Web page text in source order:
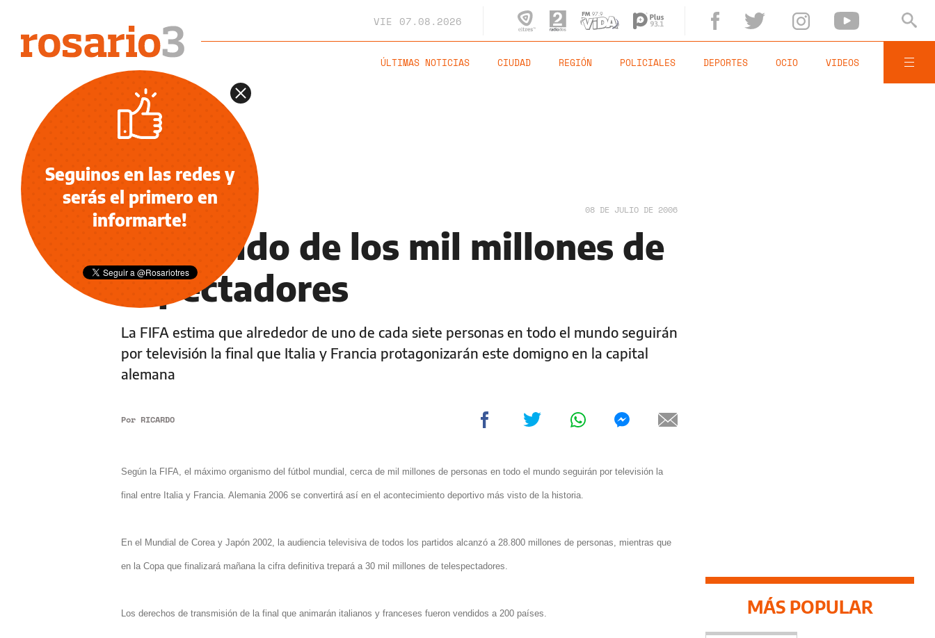
VIE 07.08.2026
ÚLTIMAS NOTICIAS CIUDAD REGIÓN POLICIALES DEPORTES OCIO VIDEOS
NOTICIAS 08 DE JULIO DE 2006
El partido de los mil millones de
espectadores
La FIFA estima que alrededor de uno de cada siete personas en todo el mundo seguirán
por televisión la final que Italia y Francia protagonizarán este domigno en la capital
alemana
Por RICARDO
Según la FIFA, el máximo organismo del fútbol mundial, cerca de mil millones de personas en todo el mundo seguirán por televisión la
final entre Italia y Francia. Alemania 2006 se convertirá así en el acontecimiento deportivo más visto de la historia.
En el Mundial de Corea y Japón 2002, la audiencia televisiva de todos los partidos alcanzó a 28.800 millones de personas, mientras que
en la Copa que finalizará mañana la cifra definitiva trepará a 30 mil millones de telespectadores.
Los derechos de transmisión de la final que animarán italianos y franceses fueron vendidos a 200 países. MÁS POPULAR
Seguinos en las redes y
serás el primero en
informarte!